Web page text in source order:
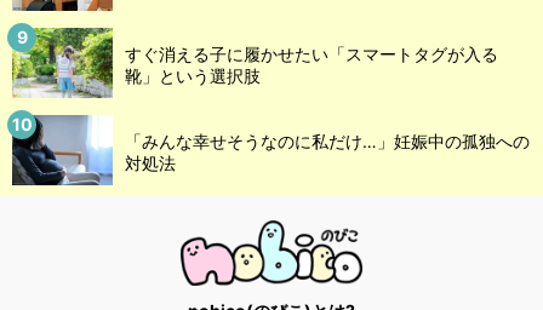
すぐ消える子に履かせたい「スマートタグが入る
靴」という選択肢
「みんな幸せそうなのに私だけ…」妊娠中の孤独への
対処法